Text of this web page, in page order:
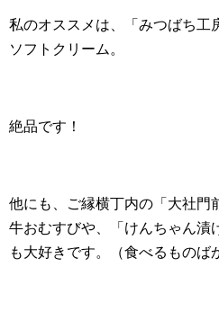
私のオススメは、「みつばち工
ソフトクリーム。
絶品です！
他にも、ご縁横丁内の「大社門
牛おむすびや、「けんちゃん漬
も大好きです。（食べるものば